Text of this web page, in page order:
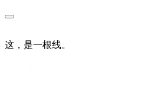
这，是一根线。